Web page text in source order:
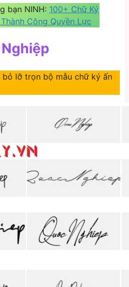
bạn NINH: 100+ Chữ Ký
Công Quyền Lực
bỏ lỡ trọn bộ mẫu chữ ký ấn